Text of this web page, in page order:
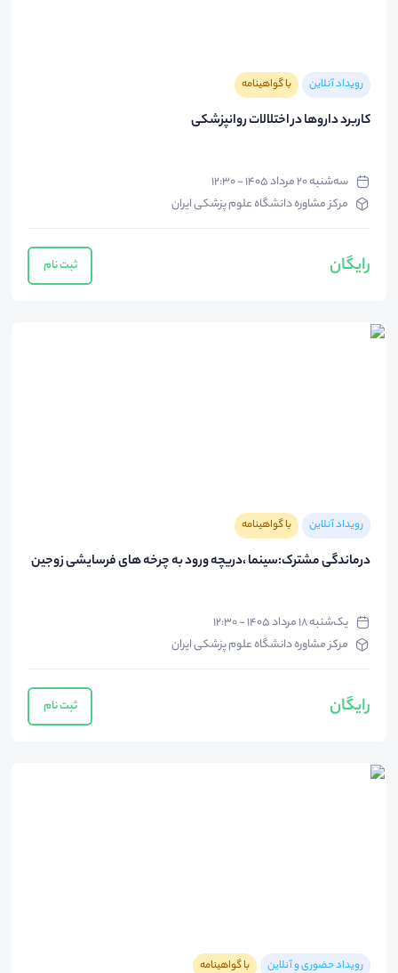
رویداد آنلاین با گواهینامه
کاربرد داروها در اختلالات روانپزشکی
سه‌شنبه ۲۰ مرداد ۱۴۰۵ - ۱۲:۳۰
مرکز مشاوره دانشگاه علوم پزشکی ایران
رایگان ثبت نام
رویداد آنلاین با گواهینامه
درماندگی مشترک:سینما ،دریچه ورود به چرخه های فرسایشی زوجین
یک‌شنبه ۱۸ مرداد ۱۴۰۵ - ۱۲:۳۰
مرکز مشاوره دانشگاه علوم پزشکی ایران
رایگان ثبت نام
رویداد حضوری و آنلاین با گواهینامه